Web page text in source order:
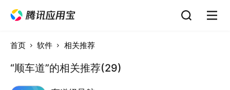
首页 软件 相关推荐
“顺车道”的相关推荐(29)